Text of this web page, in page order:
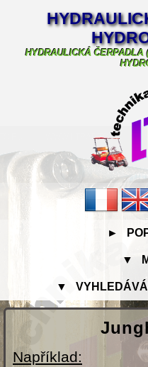
HYDRAULICKÁ ČERPADLA
►
▼
▼
Například: